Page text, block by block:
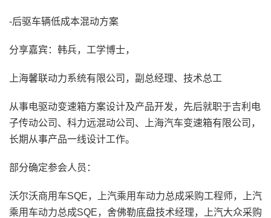
-后驱车辆低成本混动方案
分享嘉宾：韩兵，工学博士，
上海馨联动力系统有限公司，副总经理、技术总工
从事电驱动变速箱方案设计及产品开发，先后就职于吉利电
子传动公司、科力远混动公司、上海汽车变速箱有限公司，
长期从事产品一线设计工作。
部分确定参会人员：
沃尔沃商用车SQE，上汽乘用车动力总成采购工程师，上汽
乘用车动力总成SQE，舍佛勒底盘技术经理，上汽大众采购